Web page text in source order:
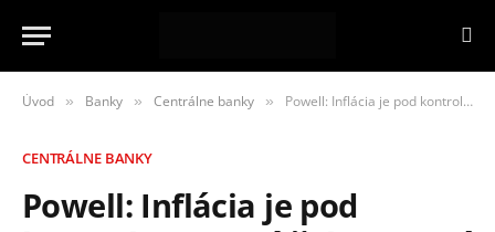
Úvod » Banky » Centrálne banky » Powell: Inflácia je pod kontrolou, ropný šok nemení výhľad sadzieb
CENTRÁLNE BANKY
Powell: Inflácia je pod